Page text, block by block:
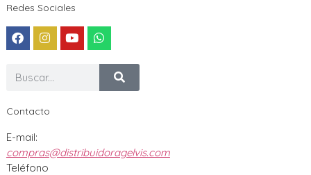
Redes Sociales
Contacto
E-mail:
compras@distribuidoragelvis.com
Teléfono